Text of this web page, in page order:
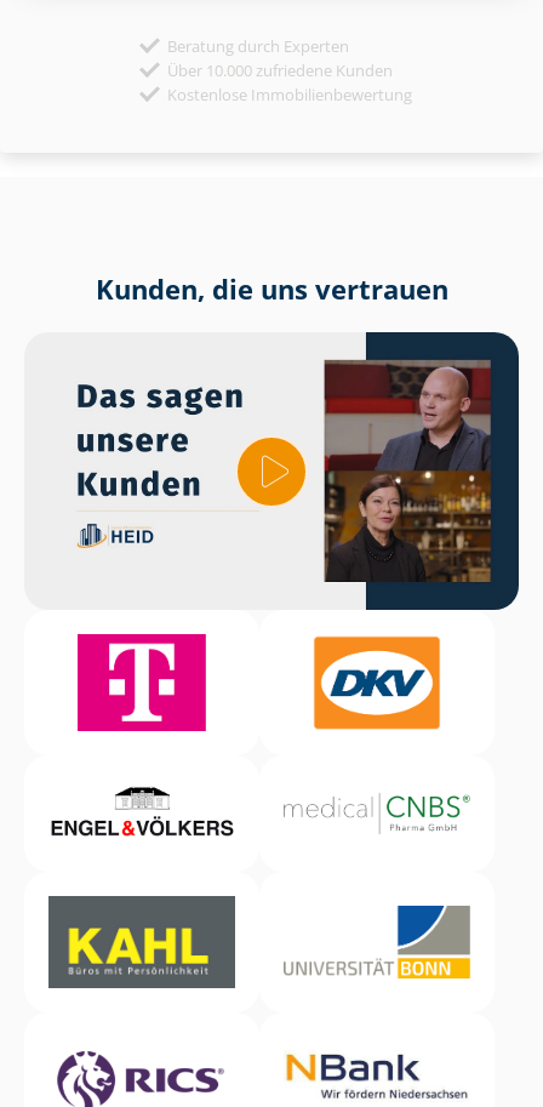
Beratung durch Experten
Über 10.000 zufriedene Kunden
Kostenlose Immobilienbewertung
Kunden, die uns vertrauen